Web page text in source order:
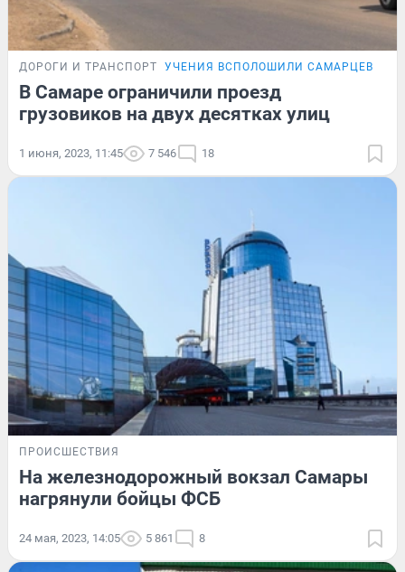
ДОРОГИ И ТРАНСПОРТ УЧЕНИЯ ВСПОЛОШИЛИ САМАРЦЕВ
В Самаре ограничили проезд
грузовиков на двух десятках улиц
1 июня, 2023, 11:45 7 546 18
ПРОИСШЕСТВИЯ
На железнодорожный вокзал Самары
нагрянули бойцы ФСБ
24 мая, 2023, 14:05 5 861 8